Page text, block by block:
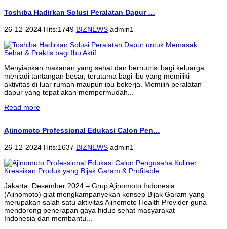
Toshiba Hadirkan Solusi Peralatan Dapur …
26-12-2024 Hits:1749 BIZNEWS admin1
Menyiapkan makanan yang sehat dan bernutrisi bagi keluarga
menjadi tantangan besar, terutama bagi ibu yang memiliki
aktivitas di luar rumah maupun ibu bekerja. Memilih peralatan
dapur yang tepat akan mempermudah...
Read more
Ajinomoto Professional Edukasi Calon Pen…
26-12-2024 Hits:1637 BIZNEWS admin1
Jakarta, Desember 2024 – Grup Ajinomoto Indonesia
(Ajinomoto) giat mengkampanyekan konsep Bijak Garam yang
merupakan salah satu aktivitas Ajinomoto Health Provider guna
mendorong penerapan gaya hidup sehat masyarakat
Indonesia dan membantu...